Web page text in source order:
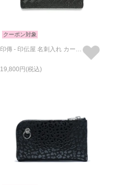
クーポン対象
19,800